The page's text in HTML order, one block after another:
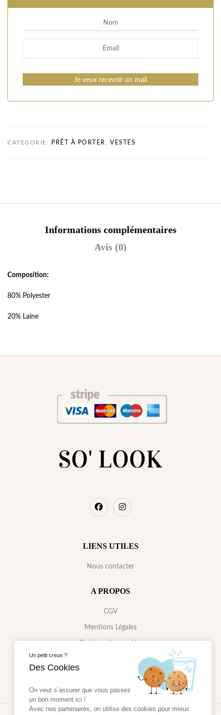
Je veux recevoir un mail
CATEGORIE: PRÊT À PORTER VESTES
Informations complémentaires
Avis (0)
Composition:
80% Polyester
20% Laine
LIENS UTILES
Nous contacter
A PROPOS
CGV
Mentions Légales
Gestions des cookies
Données Personnelles
Un petit creux ?
Des Cookies
On veut s’assurer que vous passez
un bon moment ici !
Avec nos partenaires, on utilise des cookies pour mieux